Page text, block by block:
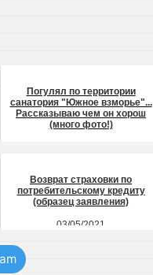
Погулял по территории
санатория "Южное взморье"...
Рассказываю чем он хорош
(много фото!)
Возврат страховки по
потребительскому кредиту
(образец заявления)
03/05/2021